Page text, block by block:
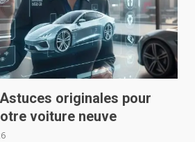
originales pour
voiture neuve